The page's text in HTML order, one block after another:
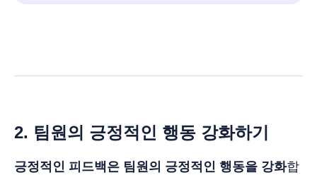
2. 팀원의 긍정적인 행동 강화하기
긍정적인 피드백은 팀원의 긍정적인 행동을 강화합